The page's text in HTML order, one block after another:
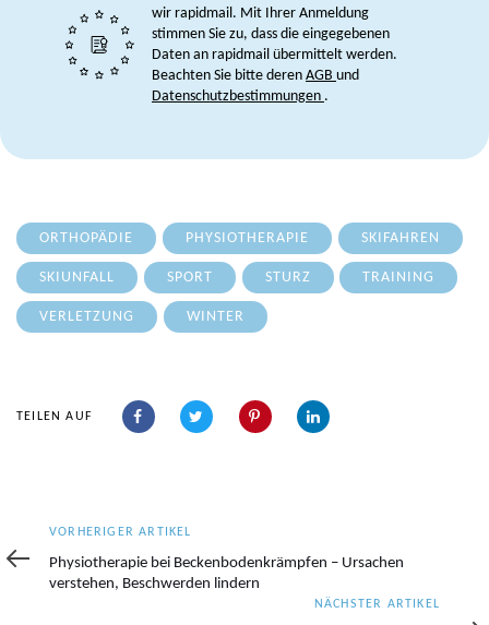
wir rapidmail. Mit Ihrer Anmeldung
stimmen Sie zu, dass die eingegebenen
Daten an rapidmail übermittelt werden.
Beachten Sie bitte deren AGB und
Datenschutzbestimmungen .
ORTHOPÄDIE PHYSIOTHERAPIE SKIFAHREN
SKIUNFALL SPORT STURZ TRAINING
VERLETZUNG WINTER
TEILEN AUF
Vorheriger
Artikel
VORHERIGER ARTIKEL
Physiotherapie bei Beckenbodenkrämpfen – Ursachen
verstehen, Beschwerden lindern
NÄCHSTER ARTIKEL